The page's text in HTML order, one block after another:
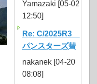
Yamazaki [05-02
12:50]
Re: C/2025R3
パンスターズ彗
nakanek [04-20
08:08]